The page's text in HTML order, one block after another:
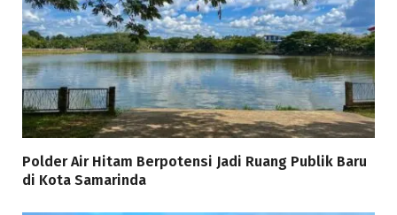
Polder Air Hitam Berpotensi Jadi Ruang Publik Baru
di Kota Samarinda